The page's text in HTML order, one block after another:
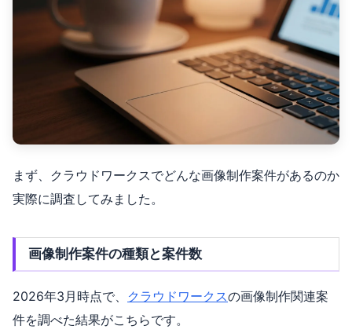
まず、クラウドワークスでどんな画像制作案件があるのか
実際に調査してみました。
画像制作案件の種類と案件数
2026年3月時点で、 クラウドワークスの画像制作関連案
件を調べた結果がこちらです。